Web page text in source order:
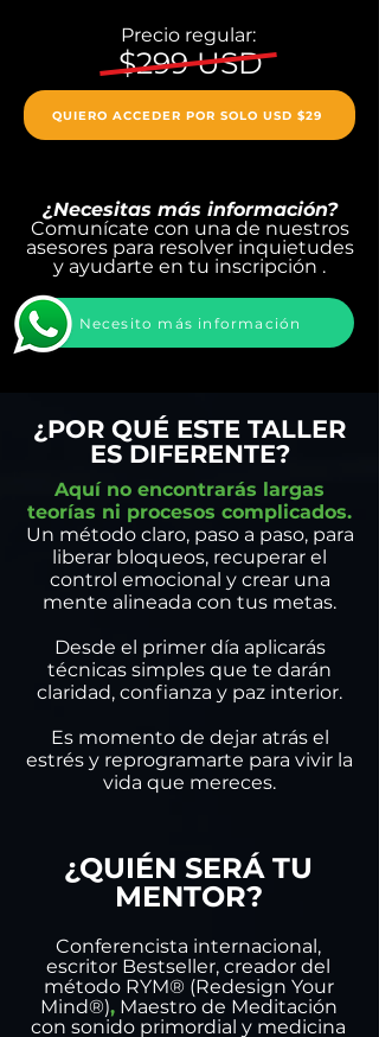
Precio regular:
$299 USD
QUIERO ACCEDER POR SOLO USD $29
¿Necesitas más información?
Comunícate con una de nuestros
asesores para resolver inquietudes
y ayudarte en tu inscripción .
Necesito más información
¿POR QUÉ ESTE TALLER
ES DIFERENTE?
Aquí no encontrarás largas
teorías ni procesos complicados.
Un método claro, paso a paso, para
liberar bloqueos, recuperar el
control emocional y crear una
mente alineada con tus metas.
Desde el primer día aplicarás
técnicas simples que te darán
claridad, confianza y paz interior.
Es momento de dejar atrás el
estrés y reprogramarte para vivir la
vida que mereces.
¿QUIÉN SERÁ TU
MENTOR?
Conferencista internacional,
escritor Bestseller, creador del
método RYM® (Redesign Your
Mind®),Maestro de Meditación
con sonido primordial y medicina